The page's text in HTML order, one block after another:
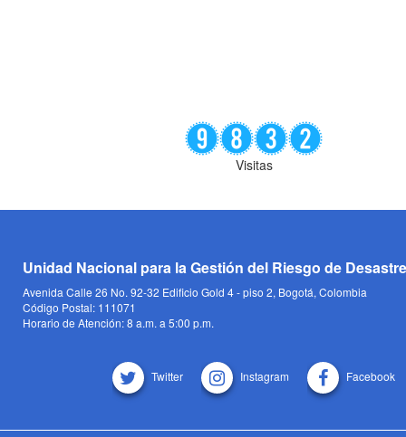
Visitas
Unidad Nacional para la Gestión del Riesgo de
Avenida Calle 26 No. 92-32 Edificio Gold 4 - piso 2, Bogotá, Colombia
Código Postal: 111071
Horario de Atención: 8 a.m. a 5:00 p.m.
Twitter Instagram Facebook